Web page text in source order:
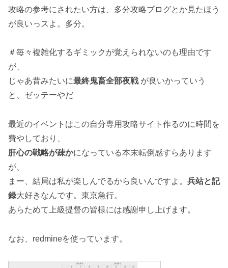
攻略の参考にされたい方は、多分攻略ブログとか見たほう
が良いっスよ。多分。
＃毎々複雑化するギミックが覚えられないのも理由です
が、
じゃあ昔みたいに最終鬼畜全部夜戦が良いかっていう
と、ゼッテーやだ
最近のイベントはこの自分専用攻略サイト作るのに時間を
費やしており、
肝心の戦略が疎かになっている本末転倒感すらあります
が、
まー、結局は私が楽しんでるから良いんですよ。 兵站と記
録大好きなんです。東京急行。
あらためて上級提督の皆様には感謝申し上げます。
なお、redmineを使っています。